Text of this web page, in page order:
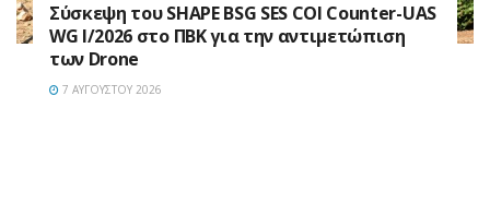
Σύσκεψη του SHAPE BSG SES COI Counter-UAS
WG I/2026 στο ΠΒΚ για την αντιμετώπιση
των Drone
7 ΑΥΓΟΎΣΤΟΥ 2026